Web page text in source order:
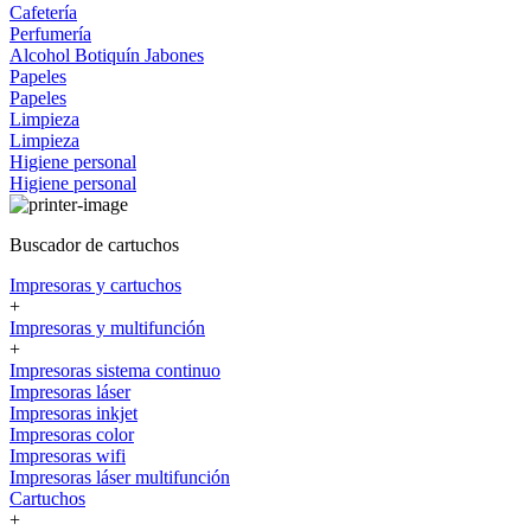
Cafetería
Perfumería
Alcohol Botiquín Jabones
Papeles
Papeles
Limpieza
Limpieza
Higiene personal
Higiene personal
Buscador de cartuchos
Impresoras y cartuchos
+
Impresoras y multifunción
+
Impresoras sistema continuo
Impresoras láser
Impresoras inkjet
Impresoras color
Impresoras wifi
Impresoras láser multifunción
Cartuchos
+